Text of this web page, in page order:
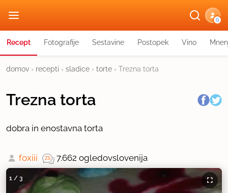
G
Recept Fotografije Sestavine Postopek Vino
domov › recepti › sladice › torte › Trezna torta
Trezna torta
dobra in enostavna torta
foxiii 7.662 ogledovslovenija
1 / 3